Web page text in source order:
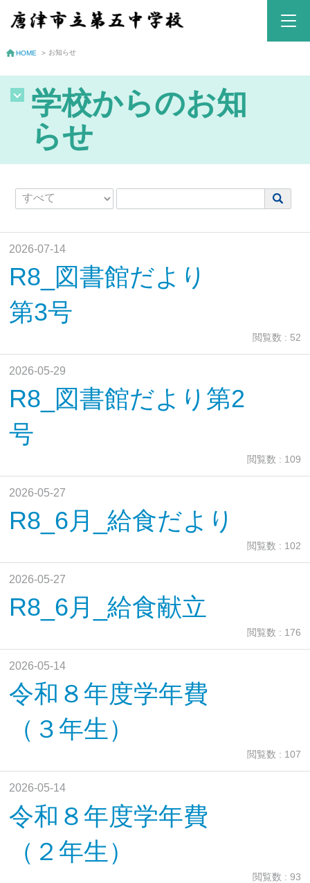
HOME > お知らせ
学校からのお知
らせ
2026-07-14
R8_図書館だより
第3号
閲覧数 : 52
2026-05-29
R8_図書館だより第2
号
閲覧数 : 109
2026-05-27
R8_6月_給食だより
閲覧数 : 102
2026-05-27
R8_6月_給食献立
閲覧数 : 176
2026-05-14
令和８年度学年費
（３年生）
閲覧数 : 107
2026-05-14
令和８年度学年費
（２年生）
閲覧数 : 93